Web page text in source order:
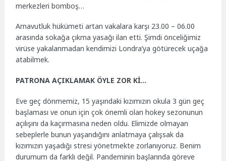
merkezleri bomboş…
Arnavutluk hükümeti artan vakalara karşı 23.00 – 06.00
arasında sokağa çıkma yasağı ilan etti. Şimdi önceliğimiz
virüse yakalanmadan kendimizi Londra’ya götürecek uçağa
atabilmek.
PATRONA AÇIKLAMAK ÖYLE ZOR Kİ…
Eve geç dönmemiz, 15 yaşındaki kızımızın okula 3 gün geç
başlaması ve onun için çok önemli olan hokey sezonunun
açılışını da kaçırmasına neden oldu. Elimizde olmayan
sebeplerle bunun yaşandığını anlatmaya çalışsak da
kızımızın yaşadığı stresi yönetmekte zorlanıyoruz. Benim
durumum da farklı değil. Pandeminin başlarında göreve